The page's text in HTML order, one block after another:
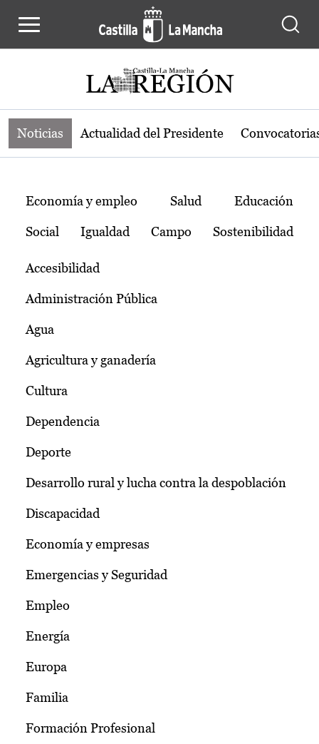
Noticias de la región de Castilla-La
Noticias Actualidad del Presidente
Temas
Economía y empleo Salud Educación
Social Igualdad Campo Sostenibilidad
Accesibilidad
Administración Pública
Agua
Agricultura y ganadería
Cultura
Dependencia
Deporte
Desarrollo rural y lucha contra la despoblación
Discapacidad
Economía y empresas
Emergencias y Seguridad
Empleo
Energía
Europa
Familia
Formación Profesional